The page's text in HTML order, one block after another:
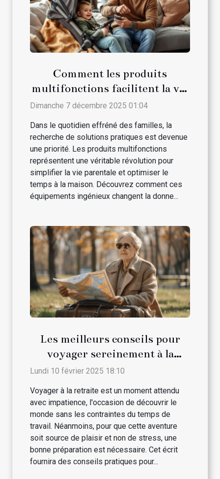
Comment les produits
multifonctions facilitent la vie
des parents ?
Dimanche 7 décembre 2025 01:04
Dans le quotidien effréné des familles, la
recherche de solutions pratiques est devenue
une priorité. Les produits multifonctions
représentent une véritable révolution pour
simplifier la vie parentale et optimiser le
temps à la maison. Découvrez comment ces
équipements ingénieux changent la donne...
Les meilleurs conseils pour
voyager sereinement à la
retraite
Lundi 10 février 2025 18:10
Voyager à la retraite est un moment attendu
avec impatience, l'occasion de découvrir le
monde sans les contraintes du temps de
travail. Néanmoins, pour que cette aventure
soit source de plaisir et non de stress, une
bonne préparation est nécessaire. Cet écrit
fournira des conseils pratiques pour...